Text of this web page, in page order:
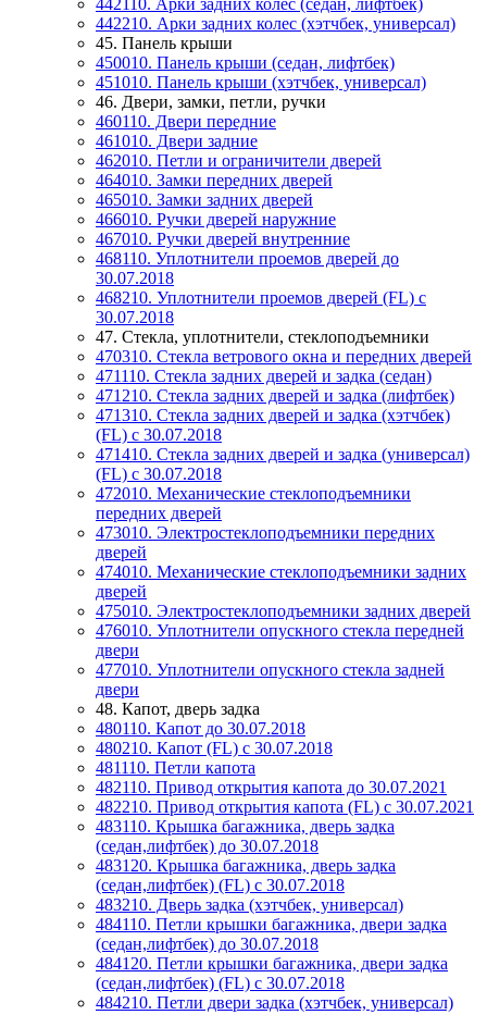
442110. Арки задних колес (седан, лифтбек)
442210. Арки задних колес (хэтчбек, универсал)
45. Панель крыши
450010. Панель крыши (седан, лифтбек)
451010. Панель крыши (хэтчбек, универсал)
46. Двери, замки, петли, ручки
460110. Двери передние
461010. Двери задние
462010. Петли и ограничители дверей
464010. Замки передних дверей
465010. Замки задних дверей
466010. Ручки дверей наружние
467010. Ручки дверей внутренние
468110. Уплотнители проемов дверей до
30.07.2018
468210. Уплотнители проемов дверей (FL) с
30.07.2018
47. Стекла, уплотнители, стеклоподъемники
470310. Стекла ветрового окна и передних дверей
471110. Стекла задних дверей и задка (седан)
471210. Стекла задних дверей и задка (лифтбек)
471310. Стекла задних дверей и задка (хэтчбек)
(FL) c 30.07.2018
471410. Стекла задних дверей и задка (универсал)
(FL) c 30.07.2018
472010. Механические стеклоподъемники
передних дверей
473010. Электростеклоподъемники передних
дверей
474010. Механические стеклоподъемники задних
дверей
475010. Электростеклоподъемники задних дверей
476010. Уплотнители опускного стекла передней
двери
477010. Уплотнители опускного стекла задней
двери
48. Капот, дверь задка
480110. Капот до 30.07.2018
480210. Капот (FL) с 30.07.2018
481110. Петли капота
482110. Привод открытия капота до 30.07.2021
482210. Привод открытия капота (FL) с 30.07.2021
483110. Крышка багажника, дверь задка
(седан,лифтбек) до 30.07.2018
483120. Крышка багажника, дверь задка
(седан,лифтбек) (FL) с 30.07.2018
483210. Дверь задка (хэтчбек, универсал)
484110. Петли крышки багажника, двери задка
(седан,лифтбек) до 30.07.2018
484120. Петли крышки багажника, двери задка
(седан,лифтбек) (FL) с 30.07.2018
484210. Петли двери задка (хэтчбек, универсал)